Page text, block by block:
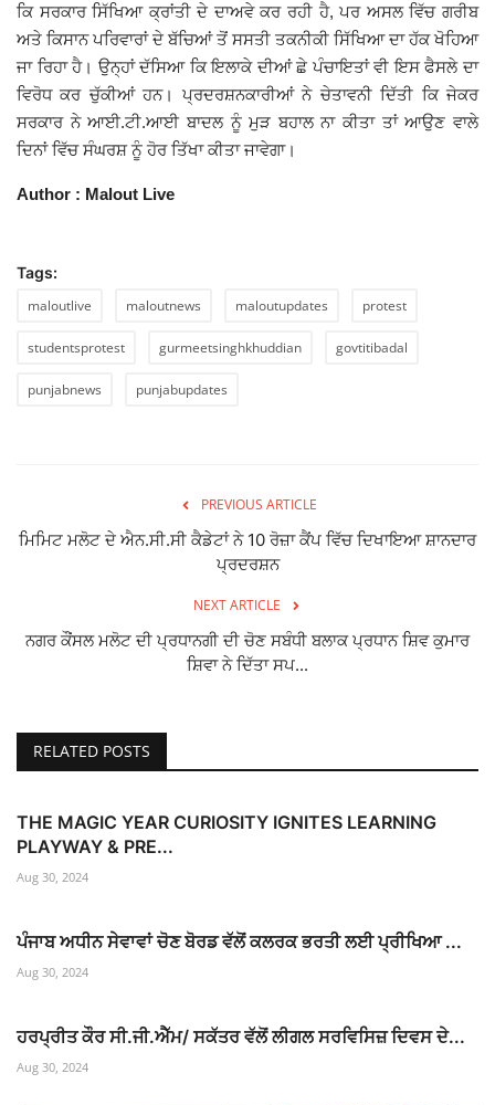
ਕਿ ਸਰਕਾਰ ਸਿੱਖਿਆ ਕ੍ਰਾਂਤੀ ਦੇ ਦਾਅਵੇ ਕਰ ਰਹੀ ਹੈ, ਪਰ ਅਸਲ ਵਿੱਚ ਗਰੀਬ
ਅਤੇ ਕਿਸਾਨ ਪਰਿਵਾਰਾਂ ਦੇ ਬੱਚਿਆਂ ਤੋਂ ਸਸਤੀ ਤਕਨੀਕੀ ਸਿੱਖਿਆ ਦਾ ਹੱਕ ਖੋਹਿਆ
ਜਾ ਰਿਹਾ ਹੈ। ਉਨ੍ਹਾਂ ਦੱਸਿਆ ਕਿ ਇਲਾਕੇ ਦੀਆਂ ਛੇ ਪੰਚਾਇਤਾਂ ਵੀ ਇਸ ਫੈਸਲੇ ਦਾ
ਵਿਰੋਧ ਕਰ ਚੁੱਕੀਆਂ ਹਨ। ਪ੍ਰਦਰਸ਼ਨਕਾਰੀਆਂ ਨੇ ਚੇਤਾਵਨੀ ਦਿੱਤੀ ਕਿ ਜੇਕਰ
ਸਰਕਾਰ ਨੇ ਆਈ.ਟੀ.ਆਈ ਬਾਦਲ ਨੂੰ ਮੁੜ ਬਹਾਲ ਨਾ ਕੀਤਾ ਤਾਂ ਆਉਣ ਵਾਲੇ
ਦਿਨਾਂ ਵਿੱਚ ਸੰਘਰਸ਼ ਨੂੰ ਹੋਰ ਤਿੱਖਾ ਕੀਤਾ ਜਾਵੇਗਾ।
Author : Malout Live
Tags:
maloutlive
maloutnews maloutupdates protest
studentsprotest gurmeetsinghkhuddian govtitibadal
punjabnews punjabupdates
PREVIOUS ARTICLE
ਮਿਮਿਟ ਮਲੋਟ ਦੇ ਐਨ.ਸੀ.ਸੀ ਕੈਡੇਟਾਂ ਨੇ 10 ਰੋਜ਼ਾ ਕੈਂਪ ਵਿੱਚ ਦਿਖਾਇਆ ਸ਼ਾਨਦਾਰ
ਪ੍ਰਦਰਸ਼ਨ
NEXT ARTICLE
ਨਗਰ ਕੌਂਸਲ ਮਲੋਟ ਦੀ ਪ੍ਰਧਾਨਗੀ ਦੀ ਚੋਣ ਸਬੰਧੀ ਬਲਾਕ ਪ੍ਰਧਾਨ ਸ਼ਿਵ ਕੁਮਾਰ
ਸ਼ਿਵਾ ਨੇ ਦਿੱਤਾ ਸਪ...
RELATED POSTS
THE MAGIC YEAR CURIOSITY IGNITES LEARNING
PLAYWAY & PRE...
Aug 30, 2024
ਪੰਜਾਬ ਅਧੀਨ ਸੇਵਾਵਾਂ ਚੋਣ ਬੋਰਡ ਵੱਲੋਂ ਕਲਰਕ ਭਰਤੀ ਲਈ ਪ੍ਰੀਖਿਆ ...
Aug 30, 2024
ਹਰਪ੍ਰੀਤ ਕੌਰ ਸੀ.ਜੀ.ਐੱਮ/ ਸਕੱਤਰ ਵੱਲੋਂ ਲੀਗਲ ਸਰਵਿਸਿਜ਼ ਦਿਵਸ ਦੇ...
Aug 30, 2024